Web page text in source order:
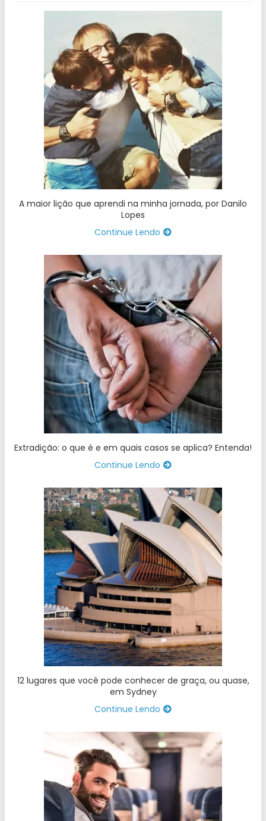
A maior lição que aprendi na minha jornada, por Danilo
Lopes
Continue Lendo
Extradição: o que é e em quais casos se aplica? Entenda!
Continue Lendo
12 lugares que você pode conhecer de graça, ou quase,
em Sydney
Continue Lendo